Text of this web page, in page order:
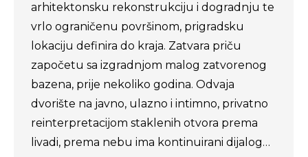
arhitektonsku rekonstrukciju i dogradnju te
vrlo ograničenu površinom, prigradsku
lokaciju definira do kraja. Zatvara priču
započetu sa izgradnjom malog zatvorenog
bazena, prije nekoliko godina. Odvaja
dvorište na javno, ulazno i intimno, privatno
reinterpretacijom staklenih otvora prema
livadi, prema nebu ima kontinuirani dijalog…